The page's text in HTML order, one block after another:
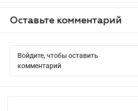
Оставьте комментарий
Войдите, чтобы оставить
комментарий